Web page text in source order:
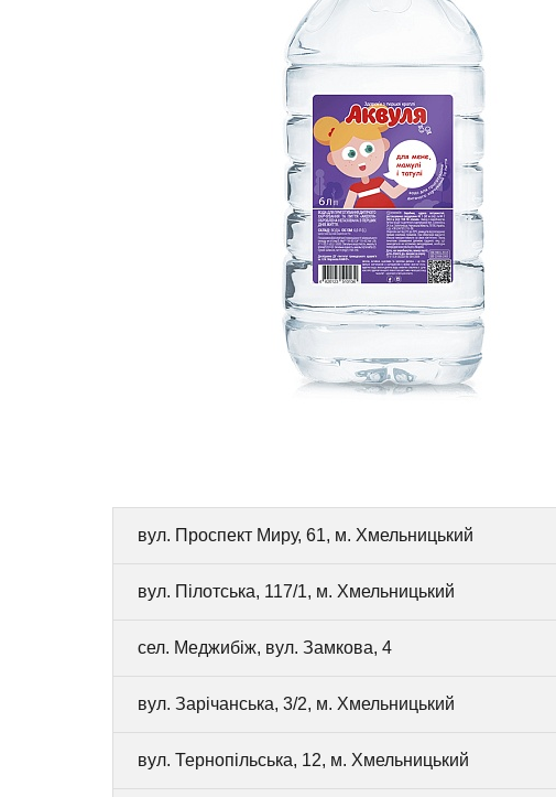
вул. Проспект Миру, 61, м. Хмельницький
вул. Пілотська, 117/1, м. Хмельницький
сел. Меджибіж, вул. Замкова, 4
вул. Зарічанська, 3/2, м. Хмельницький
вул. Тернопільська, 12, м. Хмельницький